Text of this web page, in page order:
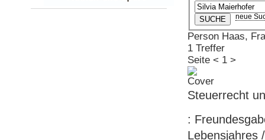
neue
Person Haas,
1 Treffer
Seite < 1 >
Steuerrecht
:
Lebensjahres